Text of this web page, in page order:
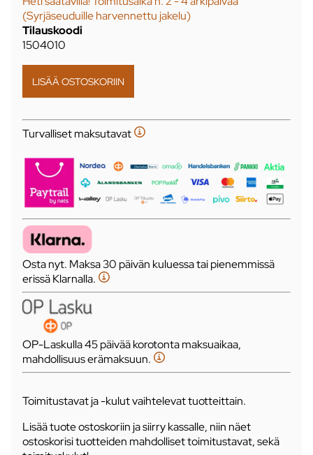
(Syrjäseuduille harvennettu jakelu)
Tilauskoodi
1504010
Turvalliset maksutavat
Osta nyt. Maksa 30 päivän kuluessa tai pienemmissä
erissä Klarnalla.
OP-Laskulla 45 päivää korotonta maksuaikaa,
mahdollisuus erämaksuun.
Toimitustavat ja -kulut vaihtelevat tuotteittain.
Lisää tuote ostoskoriin ja siirry kassalle, niin näet
ostoskorisi tuotteiden mahdolliset toimitustavat, sekä